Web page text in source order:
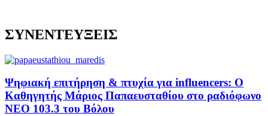
ΣΥΝΕΝΤΕΥΞΕΙΣ
Ψηφιακή επιτήρηση & πτυχία για influencers: Ο
Καθηγητής Μάριος Παπαευσταθίου στο ραδιόφωνο
NEO 103.3 του Βόλου